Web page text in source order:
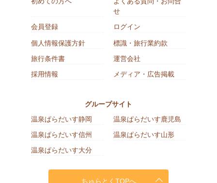
せ
会員登録
ログイン
個人情報保護方針
標識・旅行業約款
旅行条件書
運営会社
採用情報
メディア・広告掲載
グループサイト
温泉ぱらだいす静岡
温泉ぱらだいす鹿児島
温泉ぱらだいす信州
温泉ぱらだいす山形
温泉ぱらだいす大分
ちゅらとくTOPへ